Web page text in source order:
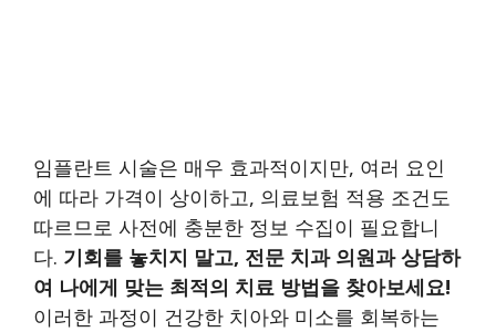
임플란트 시술은 매우 효과적이지만, 여러 요인
에 따라 가격이 상이하고, 의료보험 적용 조건도
따르므로 사전에 충분한 정보 수집이 필요합니
다. 기회를 놓치지 말고, 전문 치과 의원과 상담하
여 나에게 맞는 최적의 치료 방법을 찾아보세요!
이러한 과정이 건강한 치아와 미소를 회복하는